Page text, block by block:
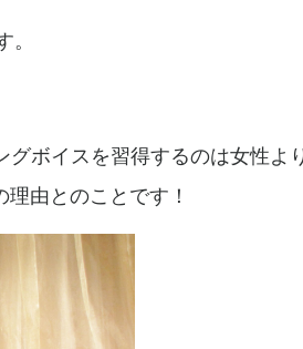
グボイスを習得するのは女性よ
由とのことです！